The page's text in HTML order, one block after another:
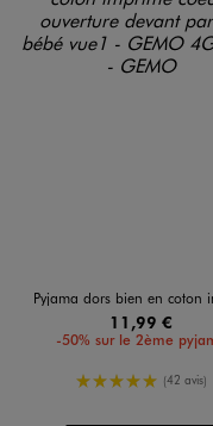
Pyjama dors bien en coton imprimé coeurs ouverture devant
11,99 €
-50% sur le 2ème
5/5 de moyenne
(42 avis)